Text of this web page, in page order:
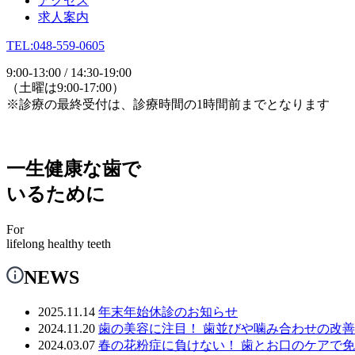
求人案内
TEL:048-559-0605
9:00-13:00 / 14:30-19:00
（土曜は9:00-17:00）
※診療の最終受付は、診療時間の1時間前までとなります
一生健康な歯で
いるために
For
lifelong healthy teeth
NEWS
2025.11.14 年末年始休診のお知らせ
2024.11.20 歯の美容に注目！ 歯並びや噛み合わせの改
2024.03.07 春の花粉症に負けない！ 歯とお口のケアで